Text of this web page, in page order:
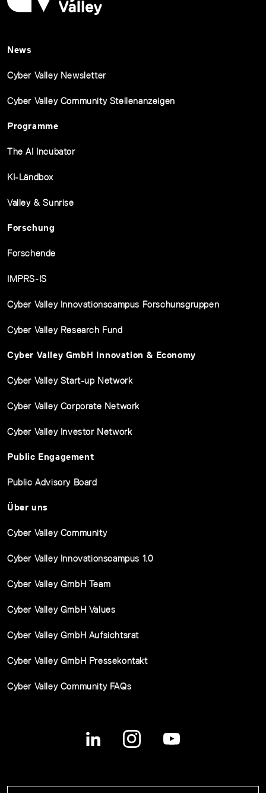
News
Cyber Valley Newsletter
Cyber Valley Community Stellenanzeigen
Programme
The AI Incubator
KI-Ländbox
Valley & Sunrise
Forschung
Forschende
IMPRS-IS
Cyber Valley Innovationscampus Forschunsgruppen
Cyber Valley Research Fund
Cyber Valley GmbH Innovation & Economy
Cyber Valley Start-up Network
Cyber Valley Corporate Network
Cyber Valley Investor Network
Public Engagement
Public Advisory Board
Über uns
Cyber Valley Community
Cyber Valley Innovationscampus 1.0
Cyber Valley GmbH Team
Cyber Valley GmbH Values
Cyber Valley GmbH Aufsichtsrat
Cyber Valley GmbH Pressekontakt
Cyber Valley Community FAQs